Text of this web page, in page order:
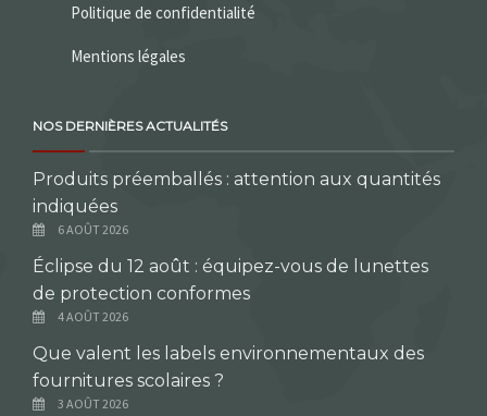
Politique de confidentialité
Mentions légales
NOS DERNIÈRES ACTUALITÉS
Produits préemballés : attention aux quantités
indiquées
6 AOÛT 2026
Éclipse du 12 août : équipez-vous de lunettes
de protection conformes
4 AOÛT 2026
Que valent les labels environnementaux des
fournitures scolaires ?
3 AOÛT 2026